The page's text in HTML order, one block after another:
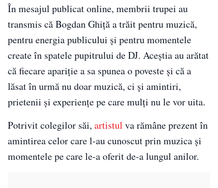
În mesajul publicat online, membrii trupei au
transmis că Bogdan Ghiță a trăit pentru muzică,
pentru energia publicului și pentru momentele
create în spatele pupitrului de DJ. Aceștia au arătat
că fiecare apariție a sa spunea o poveste și că a
lăsat în urmă nu doar muzică, ci și amintiri,
prietenii și experiențe pe care mulți nu le vor uita.
Potrivit colegilor săi, artistul va rămâne prezent în
amintirea celor care l-au cunoscut prin muzica și
momentele pe care le-a oferit de-a lungul anilor.